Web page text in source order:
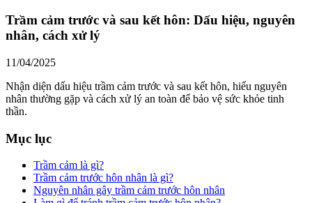
Trầm cảm trước và sau kết hôn: Dấu hiệu, nguyên
nhân, cách xử lý
11/04/2025
Nhận diện dấu hiệu trầm cảm trước và sau kết hôn, hiểu nguyên
nhân thường gặp và cách xử lý an toàn để bảo vệ sức khỏe tinh
thần.
Mục lục
Trầm cảm là gì?
Trầm cảm trước hôn nhân là gì?
Nguyên nhân gây trầm cảm trước hôn nhân